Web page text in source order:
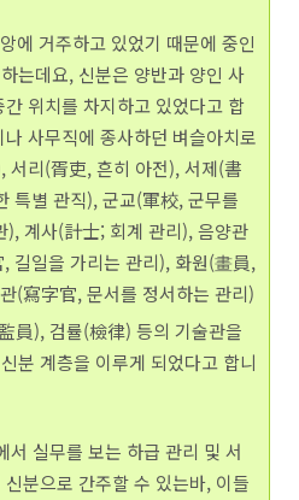
에 거주하고 있었기 때문에 중인
는데요, 신분은 양반과 양인 사
위치를 차지하고 있었다고 합
사무직에 종사하던 벼슬아치로
서리(胥吏, 흔히 아전), 서제(書
특별 관직), 군교(軍校, 군무를
계사(計士; 회계 관리), 음양관
길일을 가리는 관리), 화원(畫員,
(寫字官, 문서를 정서하는 관리)
員), 검률(檢律) 등의 기술관을
분 계층을 이루게 되었다고 합니
실무를 보는 하급 관리 및 서
분으로 간주할 수 있는바, 이들